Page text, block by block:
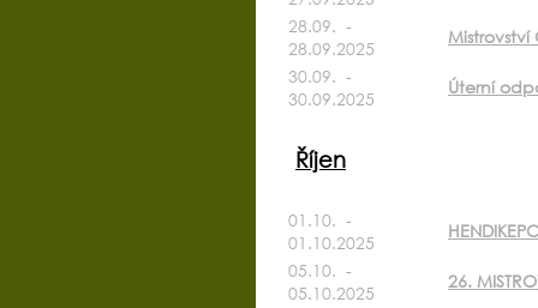
28.09. -
28.09.2025
30.09. -
30.09.2025
Úterní
Říjen
01.10. -
01.10.2025
05.10. -
05.10.2025
26.